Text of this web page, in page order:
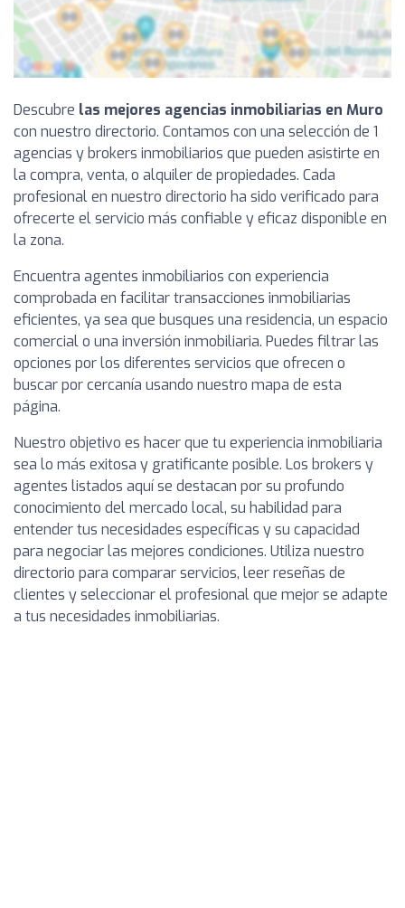
Descubre las mejores agencias inmobiliarias en Muro
con nuestro directorio. Contamos con una selección de 1
agencias y brokers inmobiliarios que pueden asistirte en
la compra, venta, o alquiler de propiedades. Cada
profesional en nuestro directorio ha sido verificado para
ofrecerte el servicio más confiable y eficaz disponible en
la zona.
Encuentra agentes inmobiliarios con experiencia
comprobada en facilitar transacciones inmobiliarias
eficientes, ya sea que busques una residencia, un espacio
comercial o una inversión inmobiliaria. Puedes filtrar las
opciones por los diferentes servicios que ofrecen o
buscar por cercanía usando nuestro mapa de esta
página.
Nuestro objetivo es hacer que tu experiencia inmobiliaria
sea lo más exitosa y gratificante posible. Los brokers y
agentes listados aquí se destacan por su profundo
conocimiento del mercado local, su habilidad para
entender tus necesidades específicas y su capacidad
para negociar las mejores condiciones. Utiliza nuestro
directorio para comparar servicios, leer reseñas de
clientes y seleccionar el profesional que mejor se adapte
a tus necesidades inmobiliarias.